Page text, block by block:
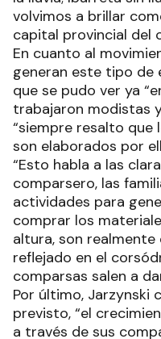
volvimos a brillar
capital provincial del
En cuanto al
generan este tipo de
que se pudo ver ya
trabajaron modistas
“siempre resalto que
son elaborados por
“Esto habla a las
comparsero, las
actividades para
comprar los
altura, son
reflejado en el
comparsas salen a
Por último, Jarzynski
previsto, “el
a través de sus